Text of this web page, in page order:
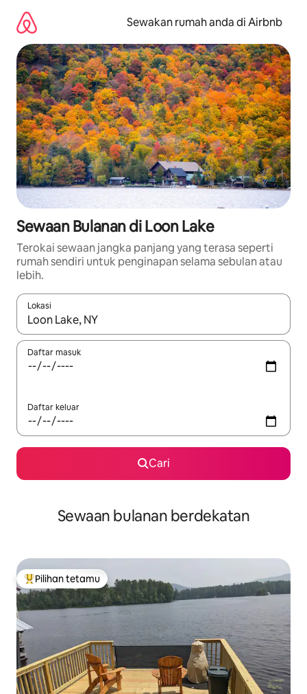
kandungan
Sewakan rumah anda di Airbnb
Sewaan Bulanan di Loon Lake
Terokai sewaan jangka panjang yang terasa seperti
rumah sendiri untuk penginapan selama sebulan atau
lebih.
Lokasi
Apabila hasil tersedia, navigasi dengan kekunci anak panah
Daftar masuk
Daftar keluar
Cari
Sewaan bulanan berdekatan
Pilihan utama tetamu
Pilihan tetamu